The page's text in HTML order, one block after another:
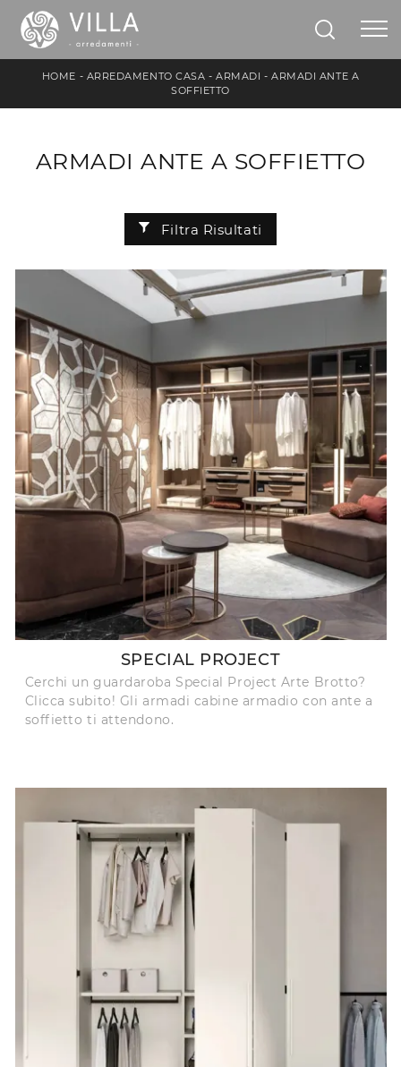
HOME - ARREDAMENTO CASA -ARMADI -ARMADI ANTE A
SOFFIETTO
ARMADI ANTE A SOFFIETTO
Filtra Risultati
SPECIAL PROJECT
Cerchi un guardaroba Special Project Arte Brotto?
Clicca subito! Gli armadi cabine armadio con ante a
soffietto ti attendono.